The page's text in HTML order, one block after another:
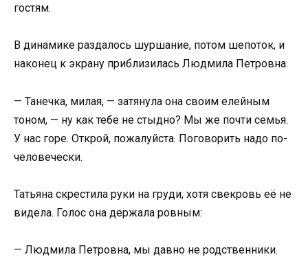
гостям.
В динамике раздалось шуршание, потом шепоток, и
наконец к экрану приблизилась Людмила Петровна.
— Танечка, милая, — затянула она своим елейным
тоном, — ну как тебе не стыдно? Мы же почти семья.
У нас горе. Открой, пожалуйста. Поговорить надо по-
человечески.
Татьяна скрестила руки на груди, хотя свекровь её не
видела. Голос она держала ровным:
— Людмила Петровна, мы давно не родственники.